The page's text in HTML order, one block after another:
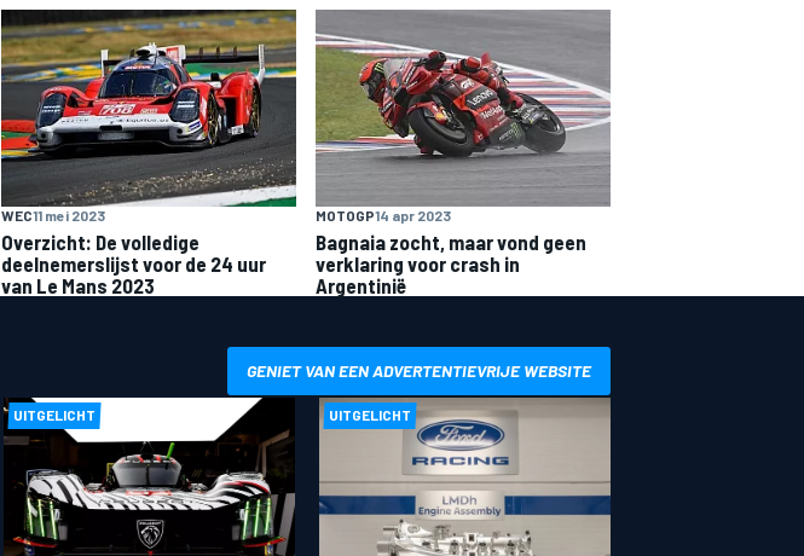
WEC11 mei 2023
Overzicht: De volledige
deelnemerslijst voor de 24 uur
van Le Mans 2023
MOTOGP14 apr 2023
Bagnaia zocht, maar vond geen
verklaring voor crash in
Argentinië
GENIET VAN EEN ADVERTENTIEVRIJE WEBSITE
UITGELICHT UITGELICHT